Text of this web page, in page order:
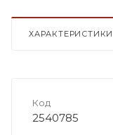
ХАРАКТЕРИСТИКИ
Код
2540785